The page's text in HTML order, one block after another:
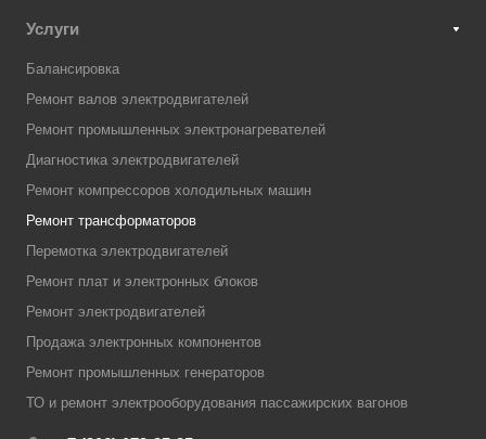
Услуги
Балансировка
Ремонт валов электродвигателей
Ремонт промышленных электронагревателей
Диагностика электродвигателей
Ремонт компрессоров холодильных машин
Ремонт трансформаторов
Перемотка электродвигателей
Ремонт плат и электронных блоков
Ремонт электродвигателей
Продажа электронных компонентов
Ремонт промышленных генераторов
ТО и ремонт электрооборудования пассажирских вагонов